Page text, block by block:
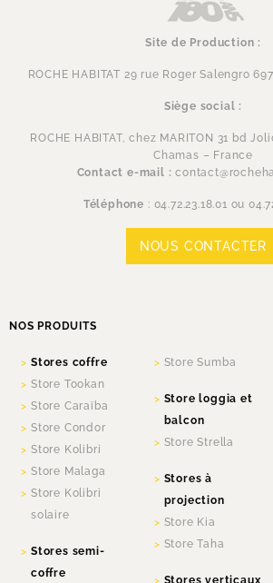
Site de Production :
ROCHE HABITAT 29 rue Roger Salengro
Siège social :
ROCHE HABITAT, chez MARITON 31 bd
Chamas – France
Contact e-mail :
Téléphone : 04.72.23.18.01 ou
NOUS CONTACTER
NOS PRODUITS
Stores coffre
Store Tookan
Store Caraïba
Store Condor
Store Kolibri
Store Malaga
Store Kolibri
solaire
Stores semi-
coffre
Store Sumba
Store loggia et
balcon
Store Strella
Stores à
projection
Store Kia
Store Taha